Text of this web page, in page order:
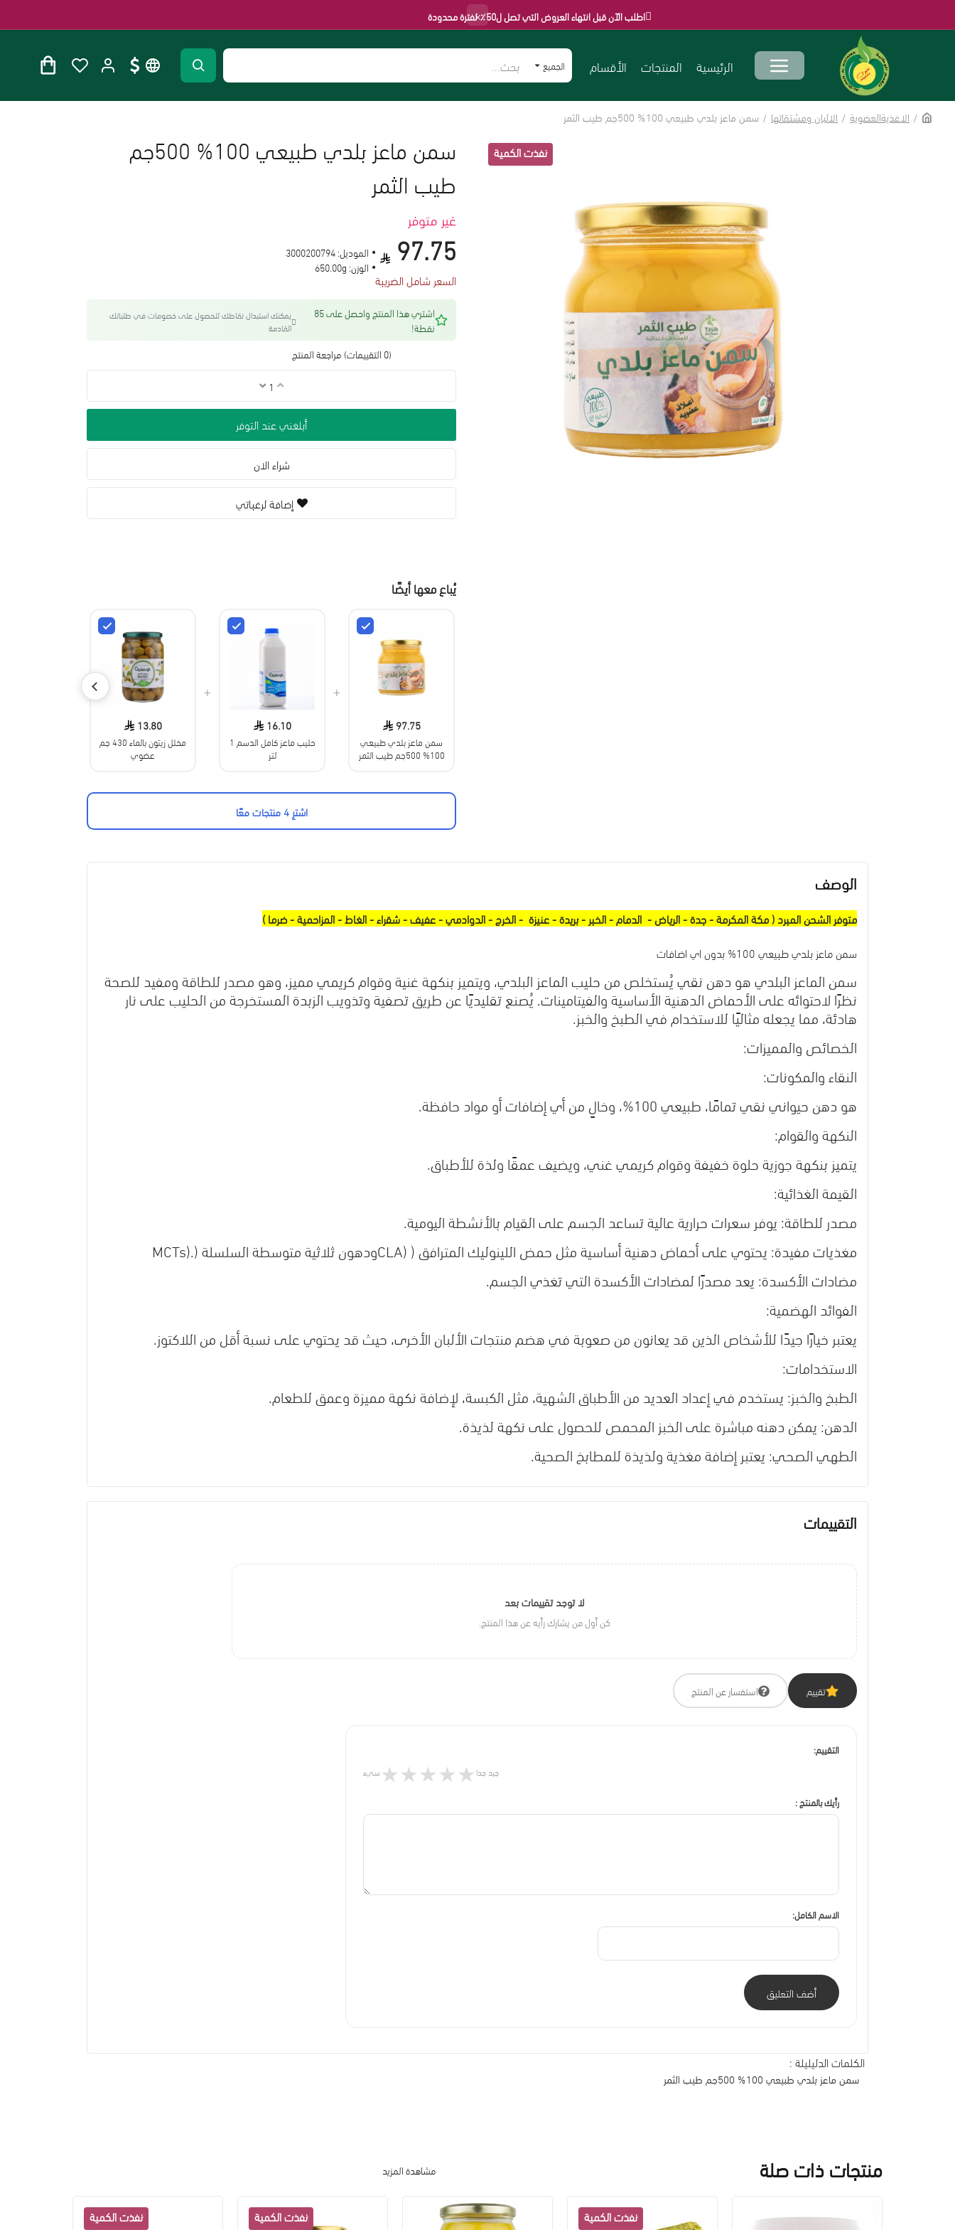
اطلب الآن قبل انتهاء العروض التي تصل ل50٪ لفترة محدودة ×
الرئيسية المنتجات الأقسام الجميع
الاغذيةالعضوية الالبان ومشتقاتها سمن ماعز بلدي طبيعي 100% 500جم طيب الثمر
غير متوفر
سمن ماعز بلدي طبيعي 100% 500جم
طيب الثمر
(0 التقييمات) مراجعة المنتج
97.75
السعر شامل الضريبة
الموديل:3000200794
الوزن: 650.00g
اشتري هذا المنتج واحصل على 85
نقطة!
يمكنك استبدال نقاطك للحصول على خصومات في طلباتك
القادمة
أبلغني عند التوفر
شراء الان
إضافة لرغباتي
يُباع معها أيضًا
97.75
سمن ماعز بلدي طبيعي
100% 500جم طيب الثمر
+
16.10
حليب ماعز كامل الدسم 1
لتر
+
13.80
مخلل زيتون بالماء 430 جم
عضوي
+
اشترِ 4 منتجات معًا
الوصف
متوفر الشحن المبرد ( مكة المكرمة - جدة - الرياض - الدمام - الخبر - بريدة - عنيزة - الخرج - الدوادمي - عفيف - شقراء - الغاط - المزاحمية - ضرما )
سمن ماعز بلدي طبيعي 100% بدون اي اضافات
سمن الماعز البلدي هو دهن نقي يُستخلص من حليب الماعز البلدي، ويتميز بنكهة غنية وقوام كريمي مميز، وهو مصدر للطاقة ومفيد للصحة
نظرًا لاحتوائه على الأحماض الدهنية الأساسية والفيتامينات. يُصنع تقليديًا عن طريق تصفية وتذويب الزبدة المستخرجة من الحليب على نار
هادئة، مما يجعله مثاليًا للاستخدام في الطبخ والخبز.
الخصائص والمميزات:
النقاء والمكونات:
هو دهن حيواني نقي تمامًا، طبيعي 100%، وخالٍ من أي إضافات أو مواد حافظة.
النكهة والقوام:
يتميز بنكهة جوزية حلوة خفيفة وقوام كريمي غني، ويضيف عمقًا ولذة للأطباق.
القيمة الغذائية:
مصدر للطاقة: يوفر سعرات حرارية عالية تساعد الجسم على القيام بالأنشطة اليومية.
مغذيات مفيدة: يحتوي على أحماض دهنية أساسية مثل حمض اللينوليك المترافق ( CLA)ودهون ثلاثية متوسطة السلسلة (MCTs).
مضادات الأكسدة: يعد مصدرًا لمضادات الأكسدة التي تغذي الجسم.
الفوائد الهضمية:
يعتبر خيارًا جيدًا للأشخاص الذين قد يعانون من صعوبة في هضم منتجات الألبان الأخرى، حيث قد يحتوي على نسبة أقل من اللاكتوز.
الاستخدامات:
الطبخ والخبز: يستخدم في إعداد العديد من الأطباق الشهية، مثل الكبسة، لإضافة نكهة مميزة وعمق للطعام.
الدهن: يمكن دهنه مباشرة على الخبز المحمص للحصول على نكهة لذيذة.
الطهي الصحي: يعتبر إضافة مغذية ولذيذة للمطابخ الصحية.
التقييمات
لا توجد تقييمات بعد
كن أول من يشارك رأيه عن هذا المنتج.
تقييم استفسار عن المنتج
التقييم:
سيء ★★★★★ جيد جدا
رأيك بالمنتج :
الاسم الكامل:
أضف التعليق
الكلمات الدليليلة :
سمن ماعز بلدي طبيعي 100% 500جم طيب الثمر
منتجات ذات صلة مشاهدة المزيد